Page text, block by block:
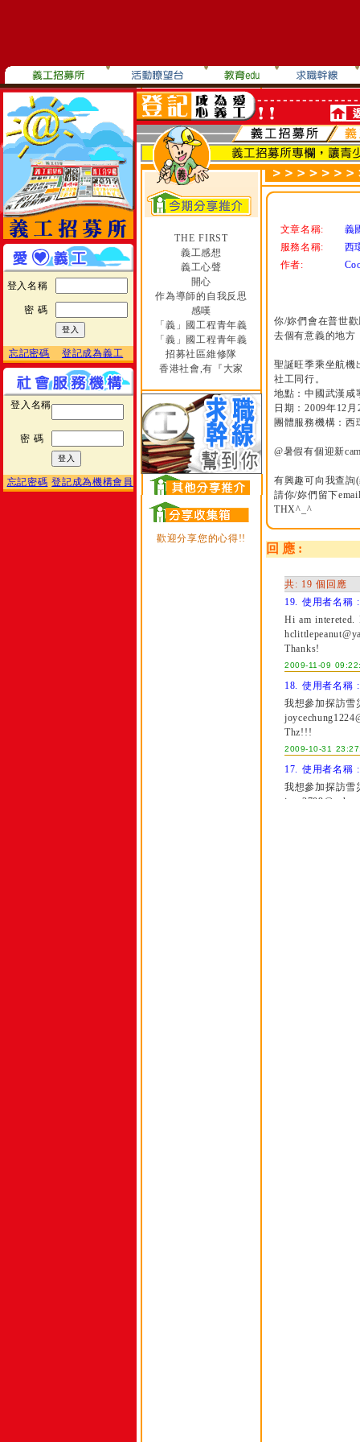
登入名稱
密 碼
忘記密碼 登記成為義工
登入名稱
密 碼
忘記密碼 登記成為機構會員
THE FIRST
義工感想
義工心聲
開心
作為導師的自我反思
感嘆
「義」國工程青年義
「義」國工程青年義
招募社區維修隊
香港社會,有『大家
歡迎分享您的心得!!
文章名稱:
義
服務名稱:
西
作者:
你/妳們會在普世
去個有意義的地方
聖誕旺季乘坐航機
社工同行。
地點：中國武漢咸
日期：2009年12
團體服務機構：西
@暑假有個迎新
有興趣可向我查詢
請你/妳們留下
THX^_^
回 應 :